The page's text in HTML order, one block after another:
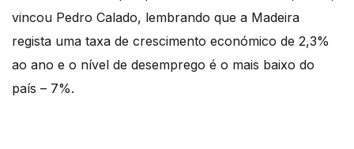
vincou Pedro Calado, lembrando que a Madeira
regista uma taxa de crescimento económico de 2,3%
ao ano e o nível de desemprego é o mais baixo do
país – 7%.